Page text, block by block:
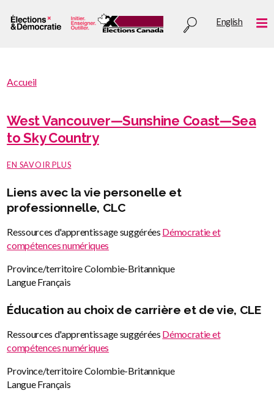
au
Utility
English
are
here
You
:
Accueil
West Vancouver—Sunshine Coast—Sea
to Sky Country
EN SAVOIR PLUS
—
SUNSHINE
COAST
SEA
TO
COUNTRY
Liens avec la vie personelle et
professionnelle, CLC
Ressources d'apprentissage suggérées Démocratie et
compétences numériques
Province/territoireColombie-Britannique
LangueFrançais
Éducation au choix de carrière et de vie, CLE
Ressources d'apprentissage suggérées Démocratie et
compétences numériques
Province/territoireColombie-Britannique
LangueFrançais